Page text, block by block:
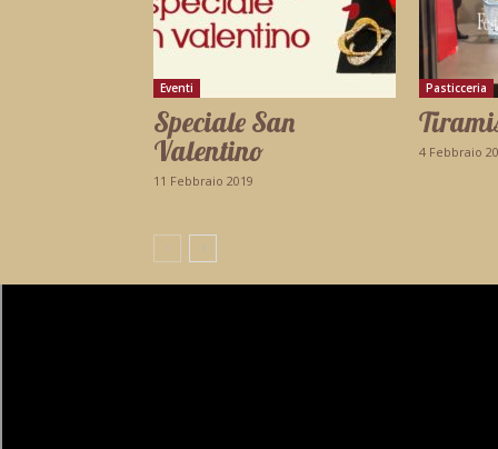
Eventi
Speciale San
Valentino
11 Febbraio 2019
Pasticceria
4 Febbraio